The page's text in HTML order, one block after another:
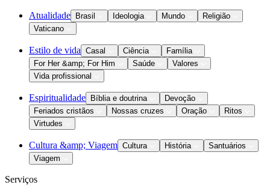
Atualidade Brasil Ideologia Mundo
Religião
Vaticano
Estilo de vida Casal Ciência
Família
For Her &amp; For Him
Saúde
Valores
Vida profissional
Espiritualidade Bíblia e doutrina
Devoção
Feriados cristãos
Nossas cruzes Oração
Ritos
Virtudes
Cultura &amp; Viagem Cultura História
Santuários
Viagem
Serviços